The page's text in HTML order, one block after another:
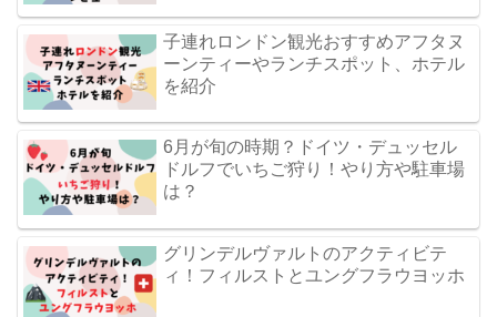
子連れロンドン観光おすすめアフタヌ
ーンティーやランチスポット、ホテル
を紹介
6月が旬の時期？ドイツ・デュッセル
ドルフでいちご狩り！やり方や駐車場
は？
グリンデルヴァルトのアクティビテ
ィ！フィルストとユングフラウヨッホ